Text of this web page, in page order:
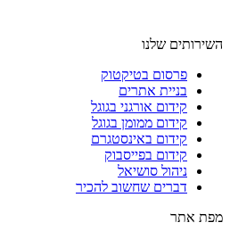
השירותים שלנו
פרסום בטיקטוק
בניית אתרים
קידום אורגני בגוגל
קידום ממומן בגוגל
קידום באינסטגרם
קידום בפייסבוק
ניהול סושיאל
דברים שחשוב להכיר
מפת אתר